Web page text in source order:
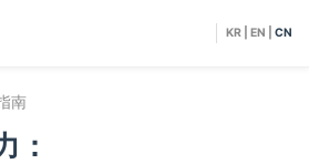
KR EN CN
南
：